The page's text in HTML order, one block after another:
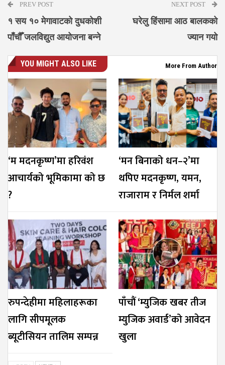
PREV POST
१ सय १० मेगावाटको दुधकोशी
पाँचौँ जलविद्युत आयोजना बन्ने
NEXT POST
घरेलु हिंसामा आठ बालकको
ज्यान गयो
YOU MIGHT ALSO LIKE More From Author
‘म मदनकृष्ण’मा हरिवंश
आचार्यको भूमिकामा को छ
?
‘मन बिनाको धन–२’मा
थपिए मदनकृष्ण, यमन,
राजाराम र निर्मल शर्मा
रुपन्देहीमा महिलाहरूका
लागि सीपमूलक
ब्यूटीसियन तालिम सम्पन्न
पाँचौं ‘म्युजिक खबर तीज
म्युजिक अवार्ड’को आवेदन
खुला